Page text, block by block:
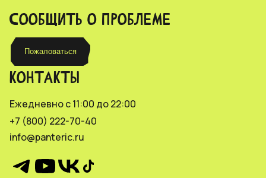
СООБЩИТЬ О ПРОБЛЕМЕ
Пожаловаться
КОНТАКТЫ
Ежедневно с 11:00 до 22:00
+7 (800) 222-70-40
info@panteric.ru